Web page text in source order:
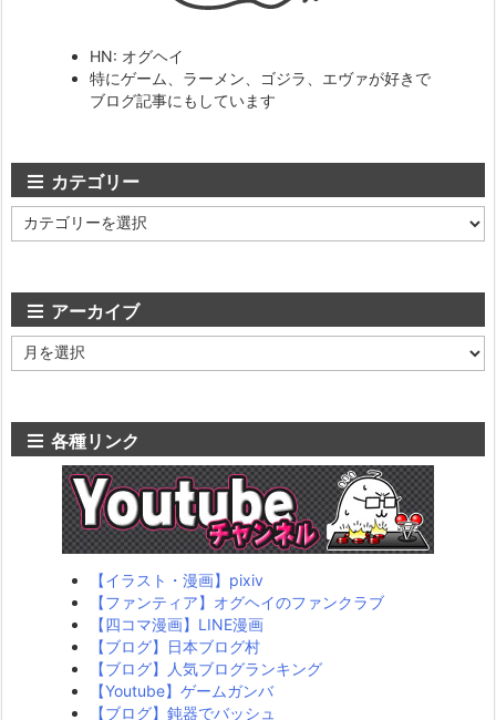
HN: オグヘイ
特にゲーム、ラーメン、ゴジラ、エヴァが好きで
ブログ記事にもしています
カテゴリー
テ
アーカイブ
ー
各種リンク
【イラスト・漫画】pixiv
【ファンティア】オグヘイのファンクラブ
【四コマ漫画】LINE漫画
【ブログ】日本ブログ村
【ブログ】人気ブログランキング
【Youtube】ゲームガンバ
【ブログ】鈍器でバッシュ